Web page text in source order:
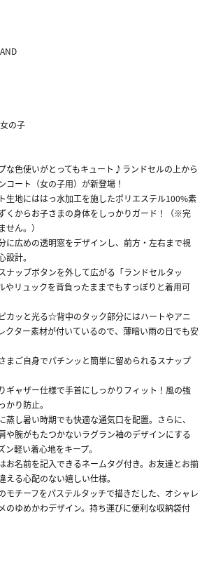
の子
な色使いがとってもキュート♪ランドセルの上から
コート（女の子用）が新登場！
生地にははっ水加工を施したポリエステル100%素
くからお子さまの身体をしっかりガード！（※完
ん。）
に広めの透明窓をデザインし、前方・左右まで視
計。
ナップボタンを外して広がる「ランドセルタッ
やリュックを背負ったままでもすっぽりと着用可
カッと光る☆背中のタック部分にはハートやアニ
クター素材が付いているので、薄暗い雨の日でも安
まご自身でパチンッと簡単に留められるスナップ
ギャザー仕様で手首にしっかりフィット！風の強
かり防止。
蒸し暑い時期でも快適な通気口を配置。さらに、
や腕がもたつかないラグラン袖のデザインにする
ン軽い着心地をキープ。
お名前を記入できるネームタグ付き。お友達とお揃
える心配のない嬉しい仕様。
モチーフをパステルタッチで描きだした、オシャレ
のゆめかわデザイン。持ち運びに便利な収納袋付